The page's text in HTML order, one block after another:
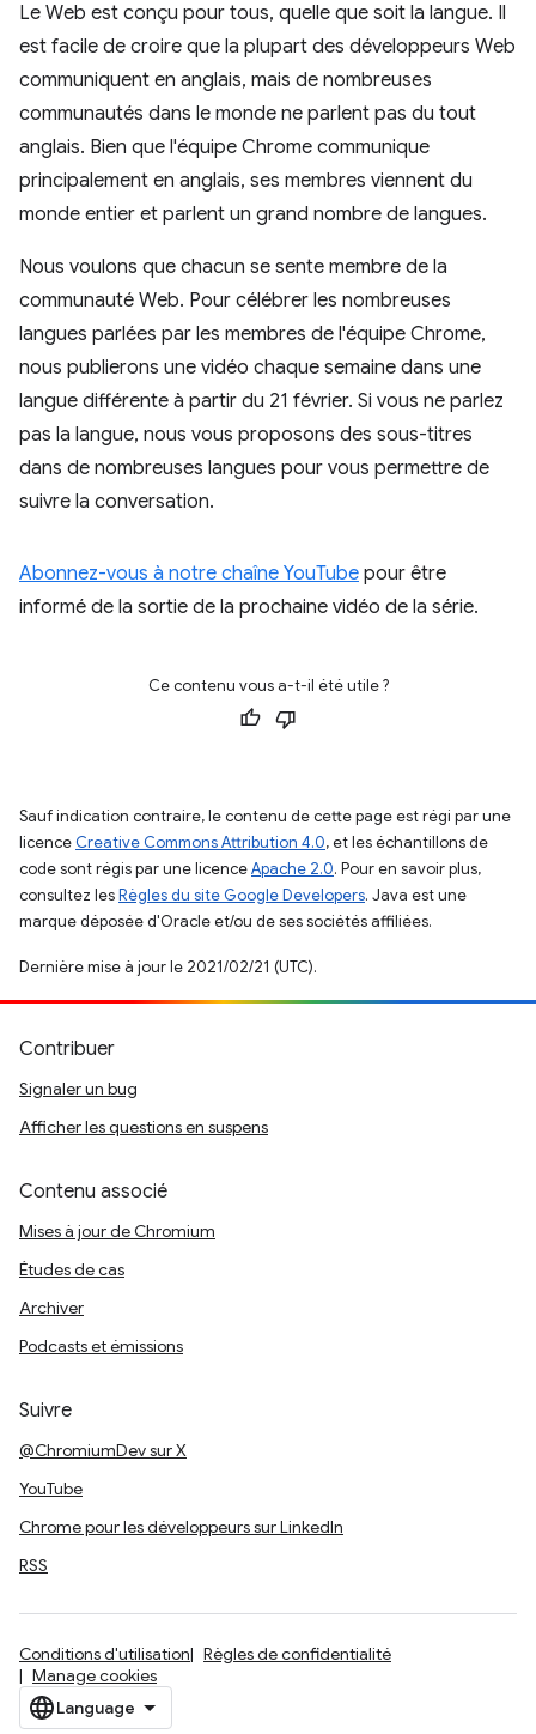
Le Web est conçu pour tous, quelle que soit la langue. Il
est facile de croire que la plupart des développeurs Web
communiquent en anglais, mais de nombreuses
communautés dans le monde ne parlent pas du tout
anglais. Bien que l'équipe Chrome communique
principalement en anglais, ses membres viennent du
monde entier et parlent un grand nombre de langues.
Nous voulons que chacun se sente membre de la
communauté Web. Pour célébrer les nombreuses
langues parlées par les membres de l'équipe Chrome,
nous publierons une vidéo chaque semaine dans une
langue différente à partir du 21 février. Si vous ne parlez
pas la langue, nous vous proposons des sous-titres
dans de nombreuses langues pour vous permettre de
suivre la conversation.
Abonnez-vous à notre chaîne YouTube pour être
informé de la sortie de la prochaine vidéo de la série.
Ce contenu vous a-t-il été utile ?
Sauf indication contraire, le contenu de cette page est régi par une
licence Creative Commons Attribution 4.0, et les échantillons de
code sont régis par une licenceApache 2.0. Pour en savoir plus,
consultez lesRègles du site Google Developers. Java est une
marque déposée d'Oracle et/ou de ses sociétés affiliées.
Dernière mise à jour le 2021/02/21 (UTC).
Contribuer
Signaler un bug
Afficher les questions en suspens
Contenu associé
Mises à jour de Chromium
Études de cas
Archiver
Podcasts et émissions
Suivre
@ChromiumDev sur X
YouTube
Chrome pour les développeurs sur LinkedIn
RSS
Conditions d'utilisation
Règles de confidentialité
Manage cookies